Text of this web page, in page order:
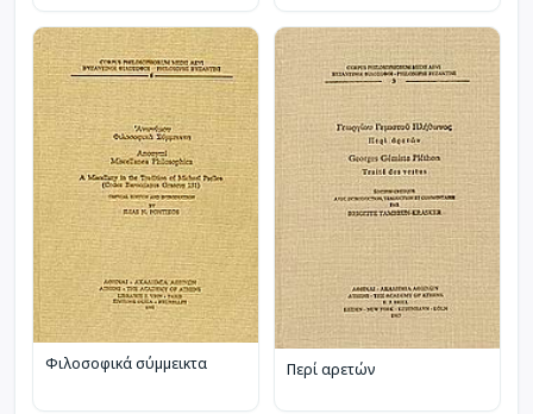
Φιλοσοφικά σύμμεικτα Περί αρετών